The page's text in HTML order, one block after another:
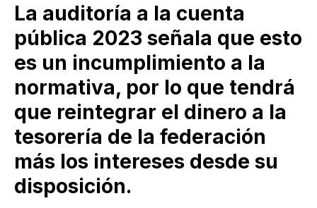
La auditoría a la cuenta
pública 2023 señala que esto
es un incumplimiento a la
normativa, por lo que tendrá
que reintegrar el dinero a la
tesorería de la federación
más los intereses desde su
disposición.